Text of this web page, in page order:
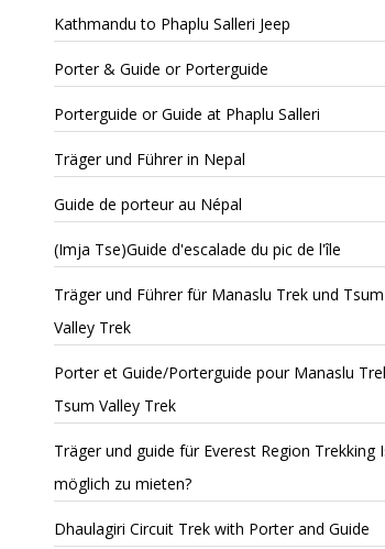
Kathmandu to Phaplu Salleri Jeep
Porter & Guide or Porterguide
Porterguide or Guide at Phaplu Salleri
Träger und Führer in Nepal
Guide de porteur au Népal
(Imja Tse)Guide d'escalade du pic de l'île
Träger und Führer für Manaslu Trek und Tsum
Valley Trek
Porter et Guide/Porterguide pour Manaslu
Tsum Valley Trek
Träger und guide für Everest Region Trekking
möglich zu mieten?
Dhaulagiri Circuit Trek with Porter and Guide